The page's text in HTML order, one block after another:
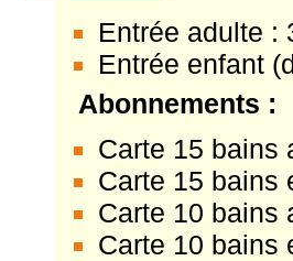
Entrée adulte :
Entrée enfant
Abonnements :
Carte 15 bains
Carte 15 bains
Carte 10 bains
Carte 10 bains